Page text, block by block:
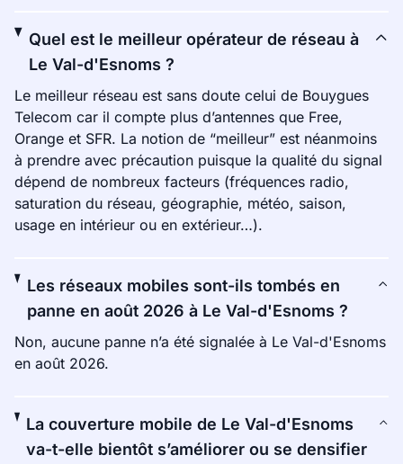
Quel est le meilleur opérateur de réseau à
Le Val-d'Esnoms ?
Le meilleur réseau est sans doute celui de Bouygues
Telecom car il compte plus d’antennes que Free,
Orange et SFR. La notion de “meilleur” est néanmoins
à prendre avec précaution puisque la qualité du signal
dépend de nombreux facteurs (fréquences radio,
saturation du réseau, géographie, météo, saison,
usage en intérieur ou en extérieur…).
Les réseaux mobiles sont-ils tombés en
panne en août 2026 à Le Val-d'Esnoms ?
Non, aucune panne n’a été signalée à Le Val-d'Esnoms
en août 2026.
La couverture mobile de Le Val-d'Esnoms
va-t-elle bientôt s’améliorer ou se densifier